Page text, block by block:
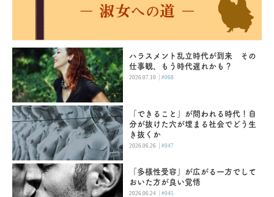
ハラスメント乱立時代が到来 その
仕事観、もう時代遅れかも？
2026.07.10 |#068
「できること」が問われる時代！自
分が抜けた穴が埋まる社会でどう生
き抜くか
2026.06.26 |#047
「多様性受容」が広がる一方でして
おいた方が良い覚悟
2026.06.24 |#045